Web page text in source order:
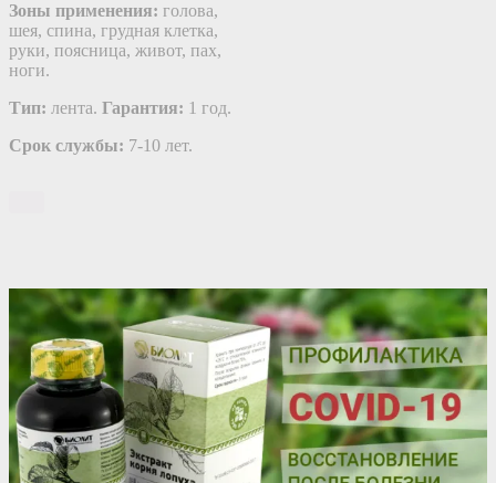
Зоны применения: голова,
шея, спина, грудная клетка,
руки, поясница, живот, пах,
ноги.
Тип: лента. Гарантия: 1 год.
Срок службы: 7-10 лет.